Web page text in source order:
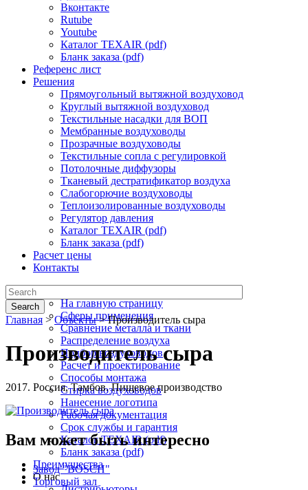
Вконтакте
Rutube
Youtube
Каталог TEXAIR (pdf)
Бланк заказа (pdf)
Референс лист
Решения
Прямоугольный вытяжной воздуховод
Круглый вытяжной воздуховод
Текстильные насадки для ВОП
Мембранные воздуховоды
Прозрачные воздуховоды
Текстильные сопла с регулировкой
Потолочные диффузоры
Тканевый дестратификатор воздуха
Слабогорючие воздуховоды
Теплоизолированные воздуховоды
Регулятор давления
Каталог TEXAIR (pdf)
Бланк заказа (pdf)
Расчет цены
Контакты
Текстильная вентиляция
На главную страницу
Сферы применения
Сравнение металла и ткани
Распределение воздуха
Подбор воздуховодов
Расчет и проектирование
Способы монтажа
Стирка воздуховодов
Нанесение логотипа
Рабочая документация
Срок службы и гарантия
Каталог TEXAIR (pdf)
Бланк заказа (pdf)
Преимущества
О нас
Search
Главная >Объекты>Производитель сыра
Производитель сыра
2017. Россия, Тамбов. Пищевое производство
Вам может быть интересно
Завод "BOSCH"
Торговый зал